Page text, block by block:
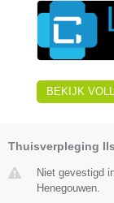
BEKIJK
Thuisverpleging
Niet gevestigd
Henegouwen.